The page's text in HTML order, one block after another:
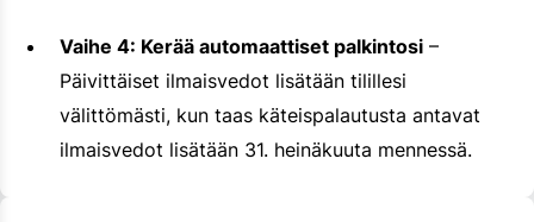
Vaihe 4: Kerää automaattiset palkintosi –
Päivittäiset ilmaisvedot lisätään tilillesi
välittömästi, kun taas käteispalautusta antavat
ilmaisvedot lisätään 31. heinäkuuta mennessä.